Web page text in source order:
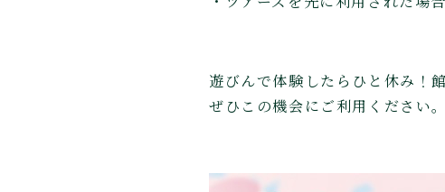
遊びんで体験したらひと休み！
ぜひこの機会にご利用ください。